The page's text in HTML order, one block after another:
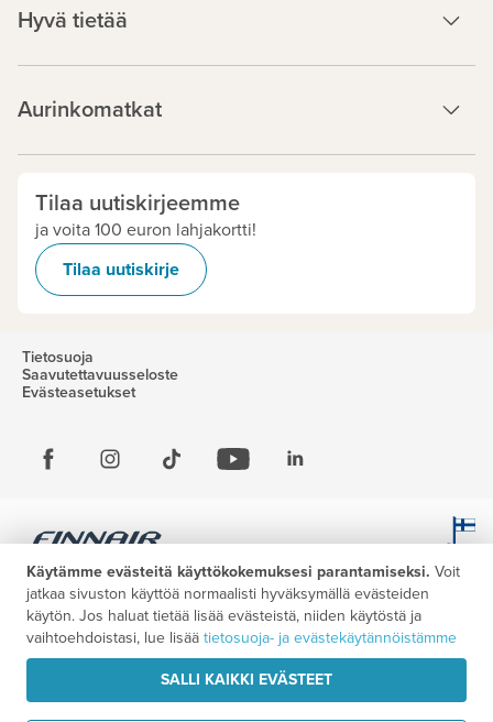
Hyvä tietää
Aurinkomatkat
Tilaa uutiskirjeemme
ja voita 100 euron lahjakortti!
Tilaa uutiskirje
Tietosuoja
Saavutettavuusseloste
Evästeasetukset
Käytämme evästeitä käyttökokemuksesi parantamiseksi. Voit
jatkaa sivuston käyttöä normaalisti hyväksymällä evästeiden
käytön. Jos haluat tietää lisää evästeistä, niiden käytöstä ja
vaihtoehdoistasi, lue lisää tietosuoja- ja evästekäytännöistämme
SALLI KAIKKI EVÄSTEET